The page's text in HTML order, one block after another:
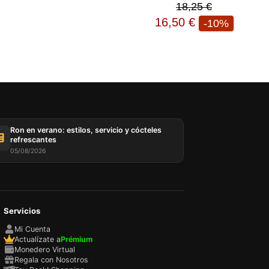
18,25 €
16,50 € -10%
Ron en verano: estilos, servicio y cócteles
refrescantes
05/08/2026
Servicios
Mi Cuenta
Actualízate aPrémium
Monedero Virtual
Regala con Nosotros